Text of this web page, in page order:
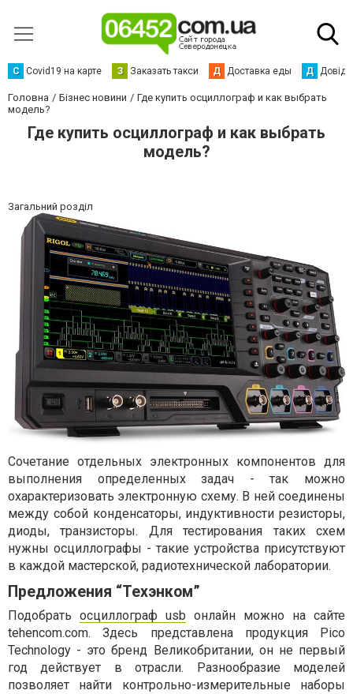
С Сovid19 на карте З Заказать такси Д Доставка еды Д
Головна Бізнес новини
Где купить осциллограф и как выбрать
модель?
Где купить осциллограф и как выбрать
модель?
Загальний розділ
Сочетание отдельных электронных компонентов для
выполнения определенных задач - так можно
охарактеризовать электронную схему. В ней соединены
между собой конденсаторы, индуктивности резисторы,
диоды, транзисторы. Для тестирования таких схем
нужны осциллографы - такие устройства присутствуют
в каждой мастерской, радиотехнической лаборатории.
Предложения “Техэнком”
Подобрать осциллограф usb онлайн можно на сайте
tehencom.com. Здесь представлена продукция Pico
Technology - это бренд Великобритании, он не первый
год действует в отрасли. Разнообразие моделей
позволяет найти контрольно-измерительные наборы